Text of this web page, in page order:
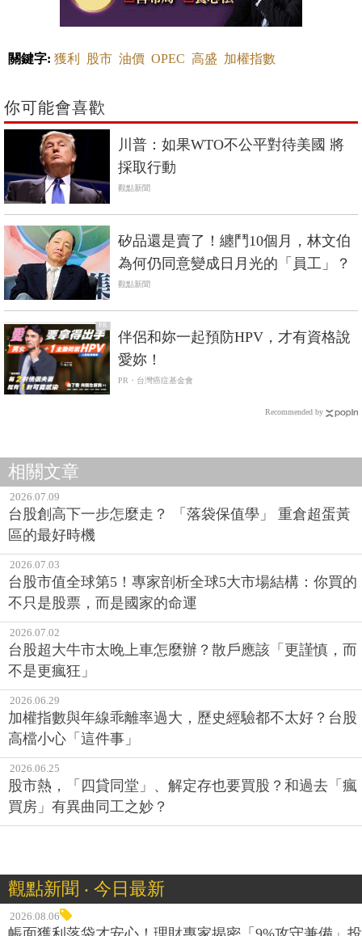
關鍵字: 獲利 股市 油價 OPEC 高盛 加權指數
你可能會喜歡
川普：如果WTO不公平對待美國 將
採取行動
觀點新聞
矽品還是賣了！纏鬥10個月，林文伯
為何仍同意變成日月光的「員工」？
觀點新聞
PR
伴侶和妳一起預防HPV，才有資格說
愛妳！
PR・台灣癌症基金會
Recommended by
相關文章
2026.07.09
台股創高下一步怎麼走？ 「落袋保值學」 重倉超蛋黃
區的最好時機
2026.07.03
台股市值全球第5！專家剖析全球5大市場結構：你買的
不只是股票，而是國家的命運
2026.07.02
台股超大牛市太晚上車怎麼辦？散戶應該「更謹慎，而
不是更瘋狂」
2026.06.29
加權指數與年線乖離率過大，歷史經驗都不太好？台股
高檔小心「這件事」
2026.06.25
股市熱，「四貸同堂」、解定存也要買股？和過去「瘋
買房」有異曲同工之妙？
觀點新聞 ‧ 今日最新
2026.08.06